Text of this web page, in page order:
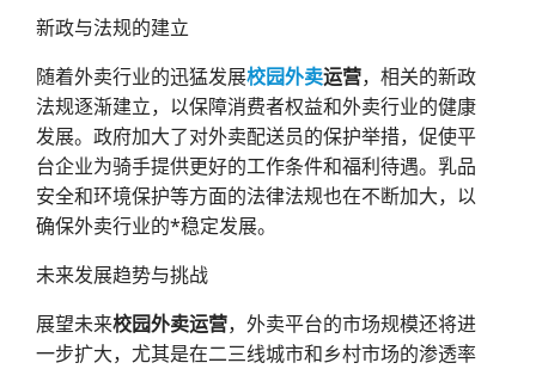
新政与法规的建立
随着外卖行业的迅猛发展校园外卖运营，相关的新政
法规逐渐建立，以保障消费者权益和外卖行业的健康
发展。政府加大了对外卖配送员的保护举措，促使平
台企业为骑手提供更好的工作条件和福利待遇。乳品
安全和环境保护等方面的法律法规也在不断加大，以
确保外卖行业的*稳定发展。
未来发展趋势与挑战
展望未来校园外卖运营，外卖平台的市场规模还将进
一步扩大，尤其是在二三线城市和乡村市场的渗透率